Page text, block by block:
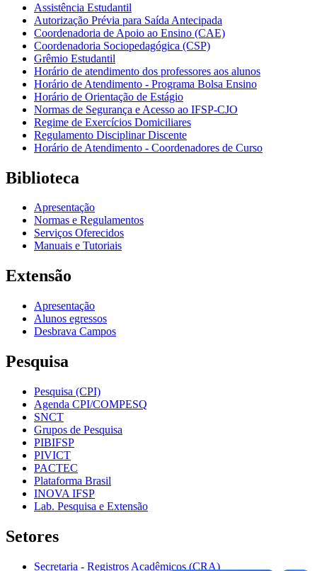
Assistência Estudantil
Autorização Prévia para Saída Antecipada
Coordenadoria de Apoio ao Ensino (CAE)
Coordenadoria Sociopedagógica (CSP)
Grêmio Estudantil
Horário de atendimento dos professores aos alunos
Horário de Atendimento - Programa Bolsa Ensino
Horário de Orientação de Estágio
Normas de Segurança e Acesso ao IFSP-CJO
Regime de Exercícios Domiciliares
Regulamento Disciplinar Discente
Horário de Atendimento - Coordenadores de Curso
Biblioteca
Apresentação
Normas e Regulamentos
Serviços Oferecidos
Manuais e Tutoriais
Extensão
Apresentação
Alunos egressos
Desbrava Campos
Pesquisa
Pesquisa (CPI)
Agenda CPI/COMPESQ
SNCT
Grupos de Pesquisa
PIBIFSP
PIVICT
PACTEC
Plataforma Brasil
INOVA IFSP
Lab. Pesquisa e Extensão
Setores
Secretaria - Registros Acadêmicos (CRA)